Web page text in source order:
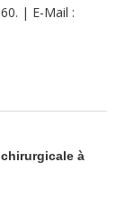
| E-Mail :
à